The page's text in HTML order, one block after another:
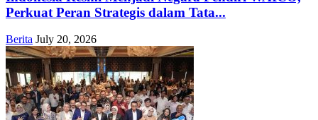
Perkuat Peran Strategis dalam Tata...
Berita July 20, 2026